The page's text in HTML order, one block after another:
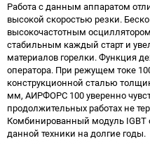
Работа с данным аппаратом
высокой скоростью резки.
высокочастотным
стабильным каждый старт и
материалов горелки. Функция
оператора. При режущем токе
конструкционной сталью
мм, АИРФОРС 100 уверенно
продолжительных работах не
Комбинированный модуль IGBT
данной техники на долгие годы.